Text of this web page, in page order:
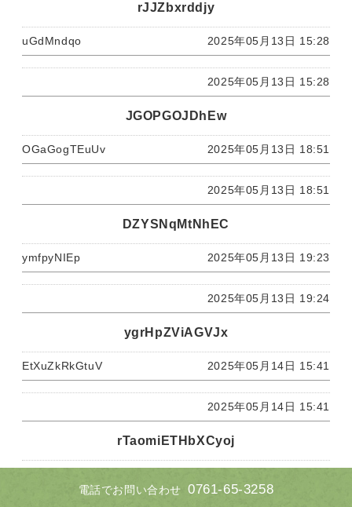
rJJZbxrddjy
uGdMndqo 2025年05月13日 15:28
2025年05月13日 15:28
JGOPGOJDhEw
OGaGogTEuUv 2025年05月13日 18:51
2025年05月13日 18:51
DZYSNqMtNhEC
ymfpyNIEp 2025年05月13日 19:23
2025年05月13日 19:24
ygrHpZViAGVJx
EtXuZkRkGtuV 2025年05月14日 15:41
2025年05月14日 15:41
rTaomiETHbXCyoj
電話でお問い合わせ 0761-65-3258